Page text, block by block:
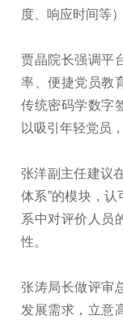
度、响应时间等）
贾晶院长强调平
率、便捷党员教
传统密码学数字
以吸引年轻党员
张洋副主任建议
体系”的模块，
系中对评价人员
性。
张涛局长做评审
发展需求，立意